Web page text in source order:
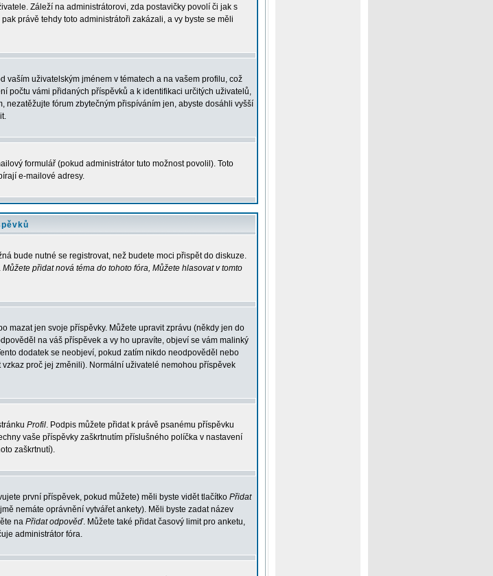
Záleží na administrátorovi, zda postavičky povolí či jak s
právě tehdy toto administrátoři zakázali, a vy byste se měli
uživatelským jménem v tématech a na vašem profilu, což
počtu vámi přidaných příspěvků a k identifikaci určitých uživatelů,
fórum zbytečným přispíváním jen, abyste dosáhli vyšší
formulář (pokud administrátor tuto možnost povolil). Toto
e-mailové adresy.
bude nutné se registrovat, než budete moci přispět do diskuze.
Můžete přidat nová téma do tohoto fóra, Můžete hlasovat v tomto
mazat jen svoje příspěvky. Můžete upravit zprávu (někdy jen do
na váš příspěvek a vy ho upravíte, objeví se vám malinký
dodatek se neobjeví, pokud zatím nikdo neodpověděl nebo
proč jej změnili). Normální uživatelé nemohou příspěvek
Profil. Podpis můžete přidat k právě psanému příspěvku
vaše příspěvky zaškrtnutím příslušného políčka v nastavení
zaškrtnutí).
první příspěvek, pokud můžete) měli byste vidět tlačítko Přidat
nemáte oprávnění vytvářet ankety). Měli byste zadat název
na Přidat odpověď. Můžete také přidat časový limit pro anketu,
administrátor fóra.